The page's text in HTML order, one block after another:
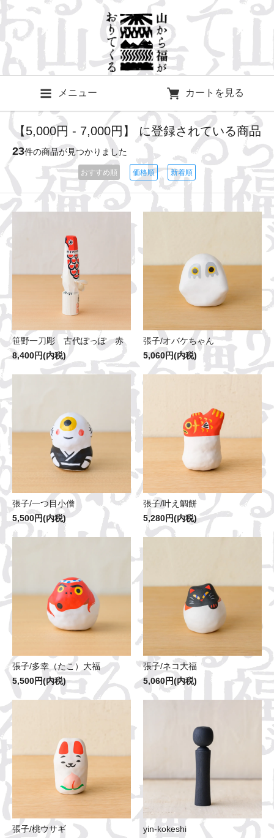
メニュー カートを見る
【5,000円 - 7,000円】 に登録されている商品
23件の商品が見つかりました
おすすめ順 価格順 新着順
笹野一刀彫 古代ぽっぽ 赤
8,400円(内税)
張子/オバケちゃん
5,060円(内税)
張子/一つ目小僧
5,500円(内税)
張子/叶え鯛餅
5,280円(内税)
張子/多幸（たこ）大福
5,500円(内税)
張子/ネコ大福
5,060円(内税)
張子/桃ウサギ
yin-kokeshi